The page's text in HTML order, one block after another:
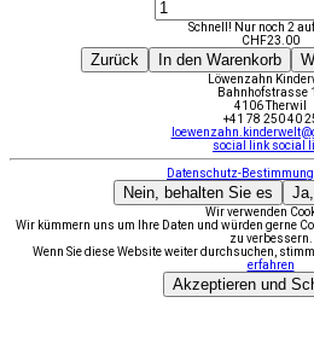
Schnell! Nur noch 2
CHF23.00
Zurück In den Warenkorb
Löwenzahn
Bahnhofstrasse
4106 Therwil
+41 78 250 40
social link social
Datenschutz-
Nein, behalten Sie es
Wir verwenden
Wir kümmern uns um Ihre Daten und würden gerne
zu verbessern.
Wenn Sie diese Website weiter durchsuchen,
erfahren
Akzeptieren und